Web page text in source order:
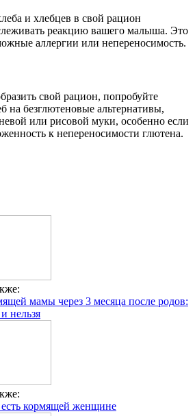
и хлебцев в свой рацион
реакцию вашего малыша. Это
аллергии или непереносимость.
свой рацион, попробуйте
на безглютеновые альтернативы,
или рисовой муки, особенно если
к непереносимости глютена.
мамы через 3 месяца после родов:
нельзя
есть кормящей женщине